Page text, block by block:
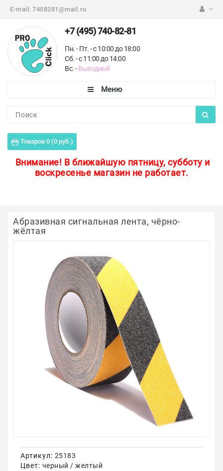
E-mail: 7408281@mail.ru
+7 (495) 740-82-81
Пн. - Пт. - с 10:00 до 18:00
Сб. - с 11:00 до 14:00
Вс. -Выходной
Товаров 0 (0 руб.)
Внимание! В ближайшую пятницу, субботу и
воскресенье магазин не работает.
Пороги для пола
Защитные уголки
Полосы из металла
Профили для стекла и SPC
Обводы для труб
Алюминиевые профили
Крепёж и крепления
Садовая мебель
Акции
Абразивная сигнальная лента, чёрно-
жёлтая
Артикул: 25183
Цвет: черный / желтый